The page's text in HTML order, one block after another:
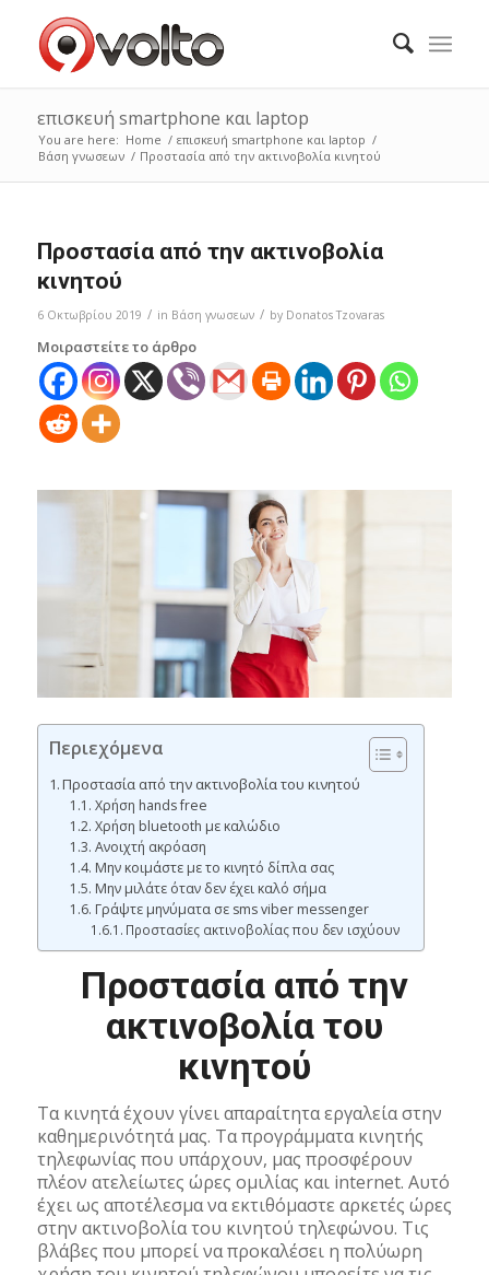
επισκευή smartphone και laptop
You are here: Home / επισκευή smartphone και laptop /
Bάση γνωσεων / Προστασία από την ακτινοβολία κινητού
Προστασία από την ακτινοβολία
κινητού
6 Οκτωβρίου 2019 / in Bάση γνωσεων / by Donatos Tzovaras
Μοιραστείτε το άρθρο
Περιεχόμενα
Προστασία από την ακτινοβολία του κινητού
Χρήση hands free
Χρήση bluetooth με καλώδιο
Ανοιχτή ακρόαση
Μην κοιμάστε με το κινητό δίπλα σας
Μην μιλάτε όταν δεν έχει καλό σήμα
Γράψτε μηνύματα σε sms viber messenger
Προστασίες ακτινοβολίας που δεν ισχύουν
Προστασία από την
ακτινοβολία του
κινητού
Τα κινητά έχουν γίνει απαραίτητα εργαλεία στην
καθημερινότητά μας. Τα προγράμματα κινητής
τηλεφωνίας που υπάρχουν, μας προσφέρουν
πλέον ατελείωτες ώρες ομιλίας και internet. Αυτό
έχει ως αποτέλεσμα να εκτιθόμαστε αρκετές ώρες
στην ακτινοβολία του κινητού τηλεφώνου. Τις
βλάβες που μπορεί να προκαλέσει η πολύωρη